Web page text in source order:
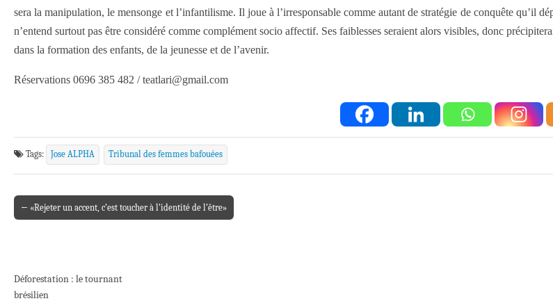
sera la manipulation, le mensonge et l’infantilisme. Il joue à l’irresponsable comme autant de stratégie de conquête qu’il
n’entend surtout pas être considéré comme complément socio affectif. Ses faiblesses seraient alors visibles, donc
dans la formation des enfants, de la jeunesse et de l’avenir.
Réservations 0696 385 482 / teatlari@gmail.com
Tags: Jose ALPHA Tribunal des femmes bafouées
Post navigation
← «Rejeter un accent, c’est toucher à l’identité de l’être»
Déforestation : le tournant
brésilien